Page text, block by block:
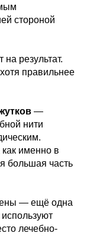
стороной
на результат.
правильнее
—
нити
как именно в
большая часть
— ещё одна
лечебно-